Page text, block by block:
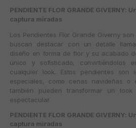
PENDIENTE FLOR GRANDE GIVERNY:
captura miradas
Los Pendientes Flor Grande Giverny
buscan destacar con un detalle
diseño en forma de flor y su acabado
único y sofisticado, convirtiéndolos
cualquier look. Estos pendientes son
especiales, como cenas navideñas o
también pueden transformar un
espectacular.
PENDIENTE FLOR GRANDE GIVERNY:
captura miradas